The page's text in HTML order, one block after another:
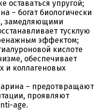
оставаться упругой;
– богат биологически
замедляющими
тусклую
эффектом;
кислоте
обеспечивает
и коллагеновых
– предотвращают
проявляют
age.